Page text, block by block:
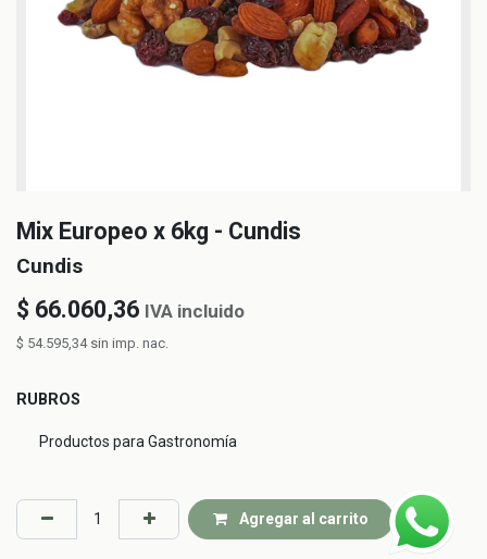
Mix Europeo x 6kg - Cundis
Cundis
$ 66.060,36 IVA incluido
$ 54.595,34 sin imp. nac.
RUBROS
Productos para Gastronomía
Agregar al carrito